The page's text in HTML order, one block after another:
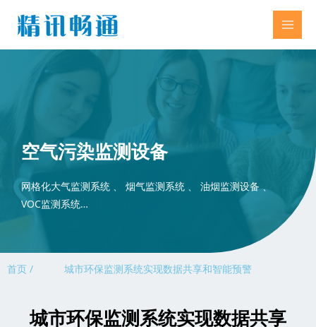
空气污染监测设备
网格化大气监测系统 、 烟气监测系统 、 油烟监测设备 、
VOC监测系统…
首页 / 城市环保监测系统实现数据共享和智能预警
城市环保监测系统实现数据共享